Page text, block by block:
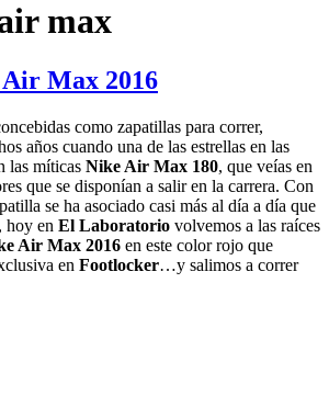
max
Max 2016
como zapatillas para correr,
años cuando una de las estrellas en las
las míticas Nike Air Max 180, que veías en
que se disponían a salir en la carrera. Con
se ha asociado casi más al día a día que
hoy en El Laboratorio volvemos a las raíces
Air Max 2016 en este color rojo que
en Footlocker…y salimos a correr